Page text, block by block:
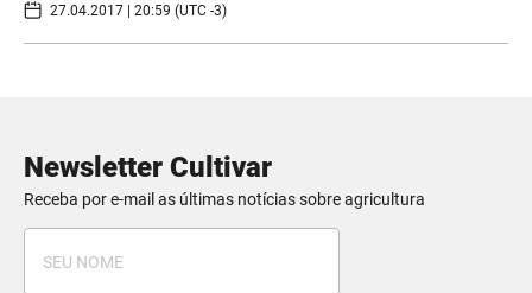
27.04.2017 | 20:59 (UTC -3)
Newsletter Cultivar
Receba por e-mail as últimas notícias sobre agricultura